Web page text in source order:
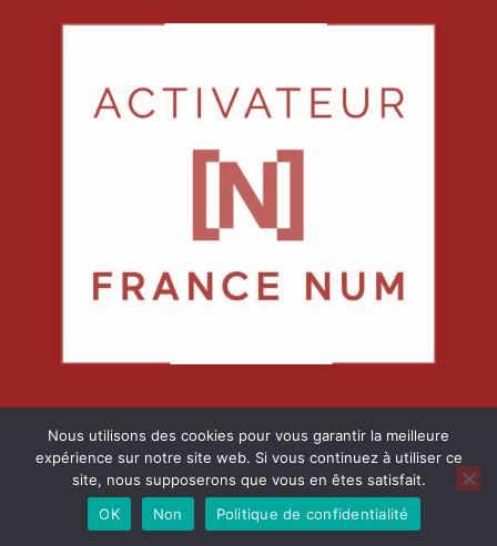
© 2026 proxlan services informatiques. Fièrement
propulsé parSydney
Nous utilisons des cookies pour vous garantir la meilleure
expérience sur notre site web. Si vous continuez à utiliser ce
site, nous supposerons que vous en êtes satisfait.
OK
Non Politique de confidentialité